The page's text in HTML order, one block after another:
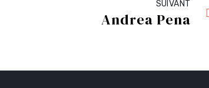
SUIVANT
Andrea Pena